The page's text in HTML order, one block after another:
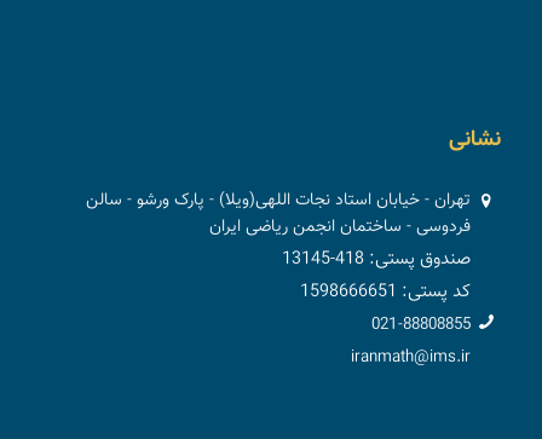
نشانی
تهران - خیابان استاد نجات اللهی(ویلا) - پارک ورشو - سالن
فردوسی - ساختمان انجمن ریاضی ایران
صندوق پستی: 418-13145
کد پستی: 1598666651
021-88808855
iranmath@ims.ir